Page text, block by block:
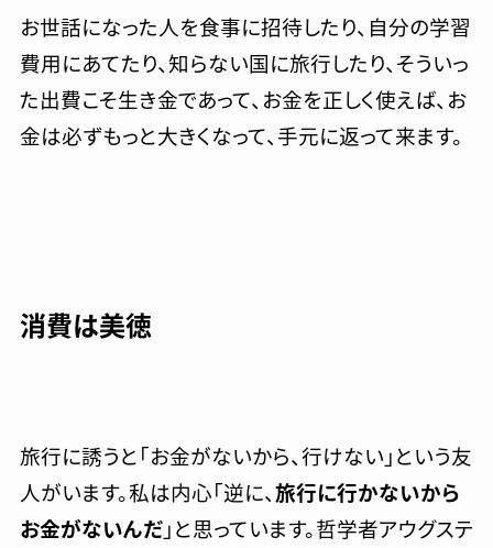
お世話になった人を食事に招待したり、自分の学習
費用にあてたり、知らない国に旅行したり、そういっ
た出費こそ生き金であって、お金を正しく使えば、お
金は必ずもっと大きくなって、手元に返って来ます。
消費は美徳
旅行に誘うと「お金がないから、行けない」という友
人がいます。私は内心「逆に、旅行に行かないから
お金がないんだ」と思っています。哲学者アウグステ